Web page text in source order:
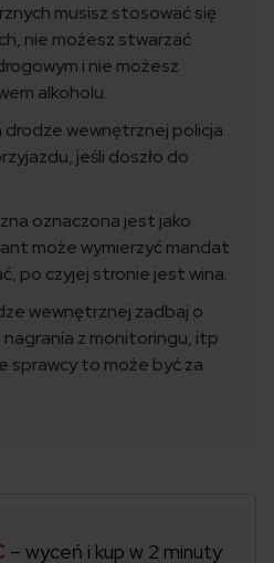
musisz stosować się
nie możesz stwarzać
i nie możesz
alkoholu.
drodze wewnętrznej policja
jeśli doszło do
oznaczona jest jako
może wymierzyć mandat
po czyjej stronie jest wina.
wewnętrznej zadbaj o
nagrania z monitoringu, itp
sprawcy to może być za
– wyceń i kup w 2 minuty